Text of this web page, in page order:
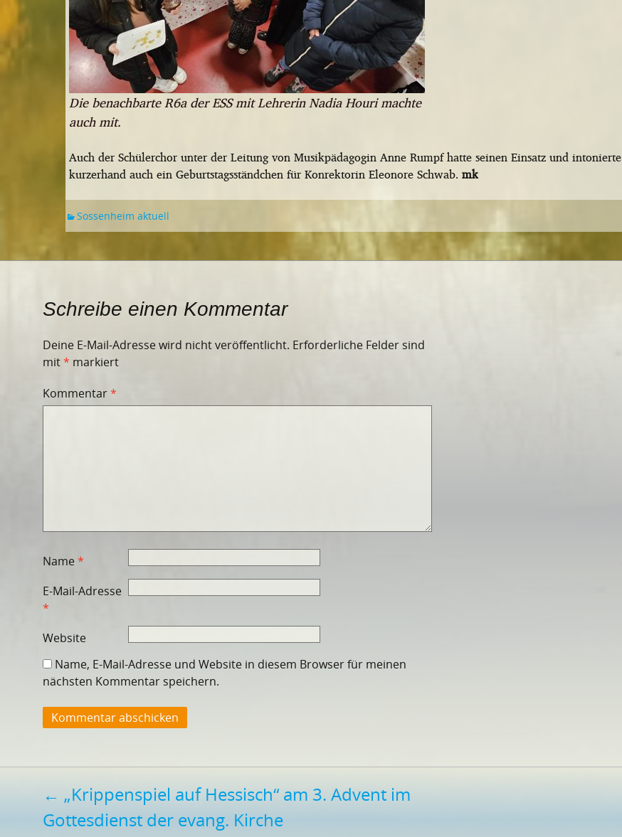
Die benachbarte R6a der ESS mit Lehrerin Nadia Houri machte
auch mit.
Auch der Schülerchor unter der Leitung von Musikpädagogin Anne Rumpf hatte seinen Einsatz und intonierte
kurzerhand auch ein Geburtstagsständchen für Konrektorin Eleonore Schwab. mk
Sossenheim aktuell
Schreibe einen Kommentar
Deine E-Mail-Adresse wird nicht veröffentlicht. Erforderliche Felder sind
mit* markiert
Kommentar*
Name*
E-Mail-Adresse
*
Website
Name, E-Mail-Adresse und Website in diesem Browser für meinen
nächsten Kommentar speichern.
Beitragsnavigation
← „Krippenspiel auf Hessisch“ am 3. Advent im
Gottesdienst der evang. Kirche